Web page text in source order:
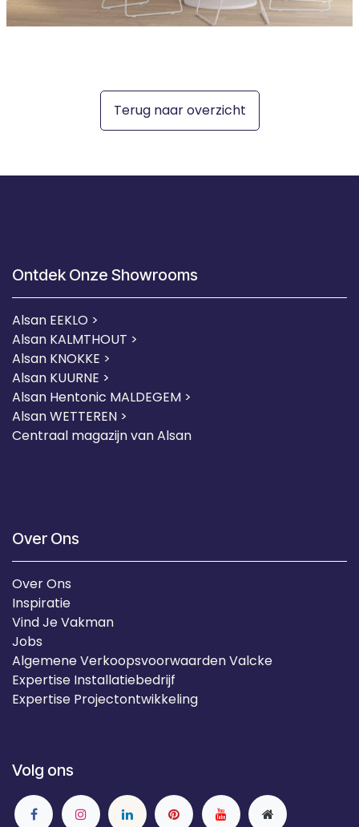
Terug naar overzicht
Ontdek Onze Showrooms
Alsan EEKLO >
Alsan KALMTHOUT >
Alsan KNOKKE >
Alsan KUURNE >
Alsan Hentonic MALDEGEM >
Alsan WETTEREN >
Centraal magazijn van Alsan
Over Ons
Over Ons
Inspiratie
Vind Je Vakman
Jobs
Algemene Verkoopsvoorwaarden Valcke
Expertise Installatiebedrijf
Expertise Projectontwikkeling
Volg ons